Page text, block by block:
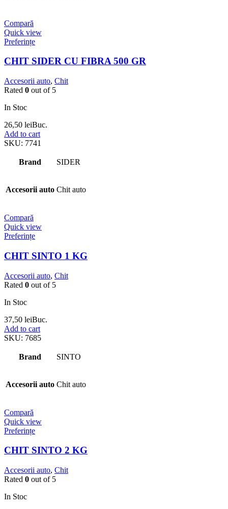
Compară
Quick view
Preferințe
CHIT SIDER CU FIBRA 500 GR
Accesorii auto, Chit
Rated 0 out of 5
In Stoc
26,50 leiBuc.
Add to cart
SKU: 7741
Brand SIDER
Accesorii auto Chit auto
Compară
Quick view
Preferințe
CHIT SINTO 1 KG
Accesorii auto, Chit
Rated 0 out of 5
In Stoc
37,50 leiBuc.
Add to cart
SKU: 7685
Brand SINTO
Accesorii auto Chit auto
Compară
Quick view
Preferințe
CHIT SINTO 2 KG
Accesorii auto, Chit
Rated 0 out of 5
In Stoc